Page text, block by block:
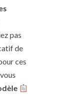
pas
de
ces